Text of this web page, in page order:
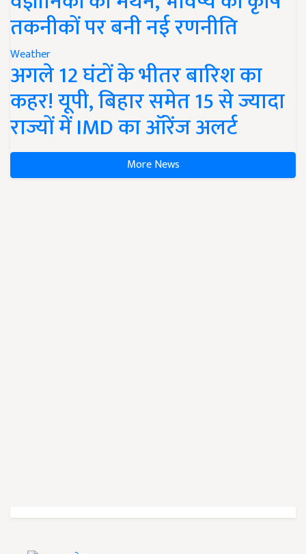
तकनीकों पर बनी नई रणनीति
Weather
अगले 12 घंटों के भीतर बारिश का
कहर! यूपी, बिहार समेत 15 से ज्यादा
राज्यों में IMD का ऑरेंज अलर्ट
More News